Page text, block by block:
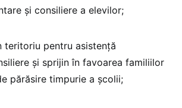
şi consiliere a elevilor;
teritoriu pentru asistenţă
şi sprijin în favoarea familiilor
părăsire timpurie a şcolii;